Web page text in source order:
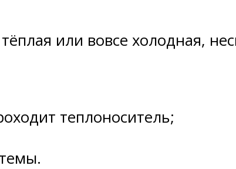
или вовсе холодная,
теплоноситель;